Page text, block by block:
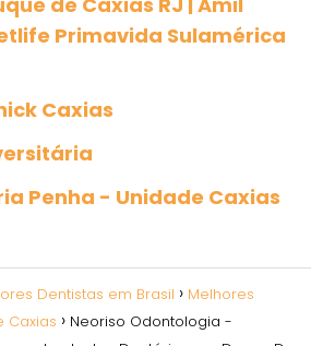
Primavida Sulamérica
Caxias
Penha - Unidade Caxias
Dentistas em Brasil
Melhores
Caxias
Neoriso Odontologia -